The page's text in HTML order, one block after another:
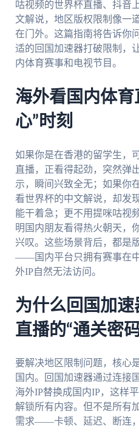
咕视频的世界杯直播、抖音
文解说，地区版权限制像一
在门外。这篇指南将告诉你
适的回国加速器打破限制，
内体育赛事和电视节目。
海外看国内体育
心”时刻
如果你是在香港的留学生，
直播，正看得起劲，突然弹
示，瞬间兴致全无；如果你
看世界杯的中文解说，却发
能干着急；更不用提咪咕视
明国内朋友看得热火朝天，
兴叹。这些场景背后，都是
——国内平台只拥有赛事在
外IP自然无法访问。
为什么回国加
直播的“通关密
要解决地区限制问题，核心
国内。回国加速器通过连接
海外IP替换成国内IP，这样
解锁所有内容。但不是所有
需求——卡顿、延迟、断连